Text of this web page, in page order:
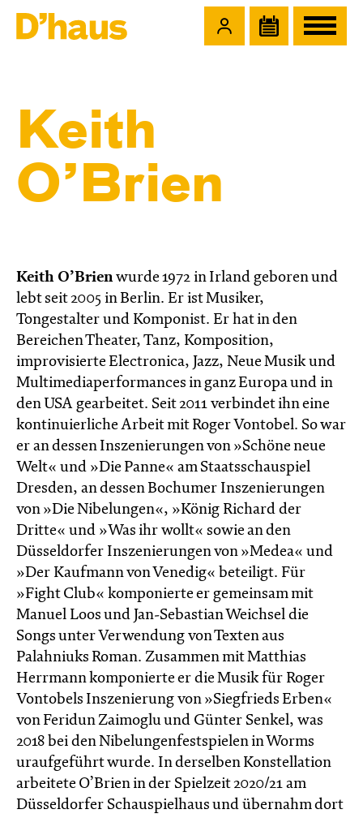
Keith
O’Brien
Keith O’Brien wurde 1972 in Irland geboren und
lebt seit 2005 in Berlin. Er ist Musiker,
Tongestalter und Komponist. Er hat in den
Bereichen Theater, Tanz, Komposition,
improvisierte Electronica, Jazz, Neue Musik und
Multimediaperformances in ganz Europa und in
den USA gearbeitet. Seit 2011 verbindet ihn eine
kontinuierliche Arbeit mit Roger Vontobel. So war
er an dessen Inszenierungen von »Schöne neue
Welt« und »Die Panne« am Staatsschauspiel
Dresden, an dessen Bochumer Inszenierungen
von »Die Nibelungen«, »König Richard der
Dritte« und »Was ihr wollt« sowie an den
Düsseldorfer Inszenierungen von »Medea« und
»Der Kaufmann von Venedig« beteiligt. Für
»Fight Club« komponierte er gemeinsam mit
Manuel Loos und Jan-Sebastian Weichsel die
Songs unter Verwendung von Texten aus
Palahniuks Roman. Zusammen mit Matthias
Herrmann komponierte er die Musik für Roger
Vontobels Inszenierung von »Siegfrieds Erben«
von Feridun Zaimoglu und Günter Senkel, was
2018 bei den Nibelungenfestspielen in Worms
uraufgeführt wurde. In derselben Konstellation
arbeitete O’Brien in der Spielzeit 2020/21 am
Düsseldorfer Schauspielhaus und übernahm dort